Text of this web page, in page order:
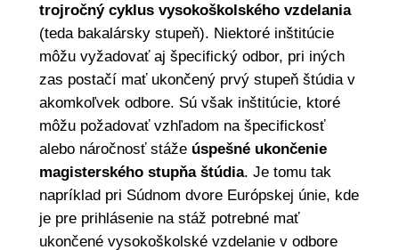
trojročný cyklus vysokoškolského vzdelania
(teda bakalársky stupeň). Niektoré inštitúcie
môžu vyžadovať aj špecifický odbor, pri iných
zas postačí mať ukončený prvý stupeň štúdia v
akomkoľvek odbore. Sú však inštitúcie, ktoré
môžu požadovať vzhľadom na špecifickosť
alebo náročnosť stáže úspešné ukončenie
magisterského stupňa štúdia. Je tomu tak
napríklad pri Súdnom dvore Európskej únie, kde
je pre prihlásenie na stáž potrebné mať
ukončené vysokoškolské vzdelanie v odbore